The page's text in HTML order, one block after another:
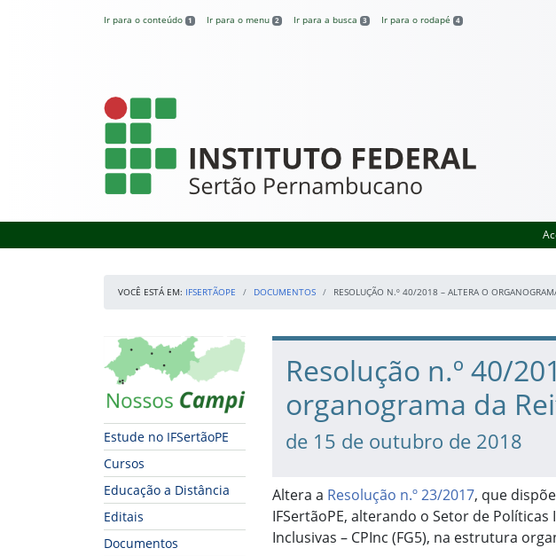
Ir para o conteúdo 1 Ir para o menu 2 Ir para a busca 3 Ir para o rodapé 4
IFSertãoPE
VOCÊ ESTÁ EM: IFSERTÃOPE DOCUMENTOS RESOLUÇÃO N.º 40/2018 – ALTERA O
Início da navegação
Mapa Campi
Estude no IFSertãoPE
Cursos
Educação a Distância
Editais
Documentos
Início do conteúdo
Resolução n.º 40/
organograma da
de 15 de outubro de 2018
Altera a Resolução n.º 23/2017, que
IFSertãoPE, alterando o Setor de
Inclusivas – CPInc (FG5), na estrutura